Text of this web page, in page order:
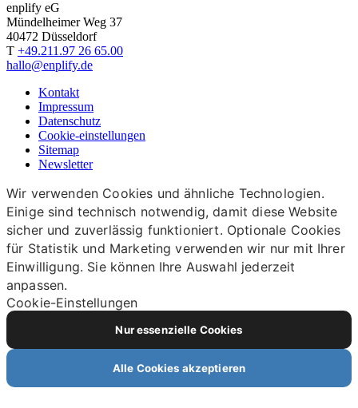
enplify eG
Mündelheimer Weg 37
40472 Düsseldorf
T +49.211.97 26 65.00
hallo@enplify.de
Kontakt
Impressum
Datenschutz
Cookie-einstellungen
Sitemap
Newsletter
Wir verwenden Cookies und ähnliche Technologien.
Einige sind technisch notwendig, damit diese Website
sicher und zuverlässig funktioniert. Optionale Cookies
für Statistik und Marketing verwenden wir nur mit Ihrer
Einwilligung. Sie können Ihre Auswahl jederzeit
anpassen.
Cookie-Einstellungen
Nur essenzielle Cookies
Alle Cookies akzeptieren